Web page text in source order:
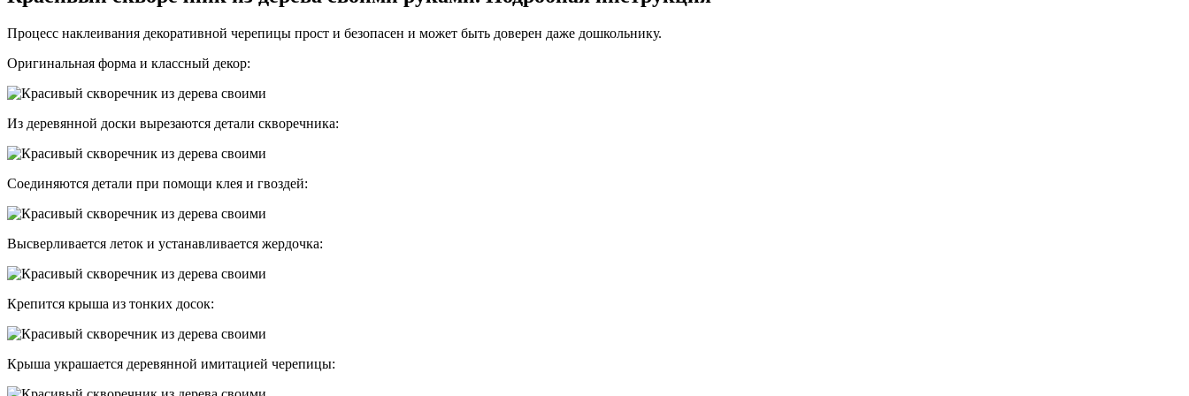
Процесс наклеивания декоративной черепицы прост и безопасен и может быть доверен даже дошкольнику.
Оригинальная форма и классный декор:
Из деревянной доски вырезаются детали скворечника:
Соединяются детали при помощи клея и гвоздей:
Высверливается леток и устанавливается жердочка:
Крепится крыша из тонких досок:
Крыша украшается деревянной имитацией черепицы: